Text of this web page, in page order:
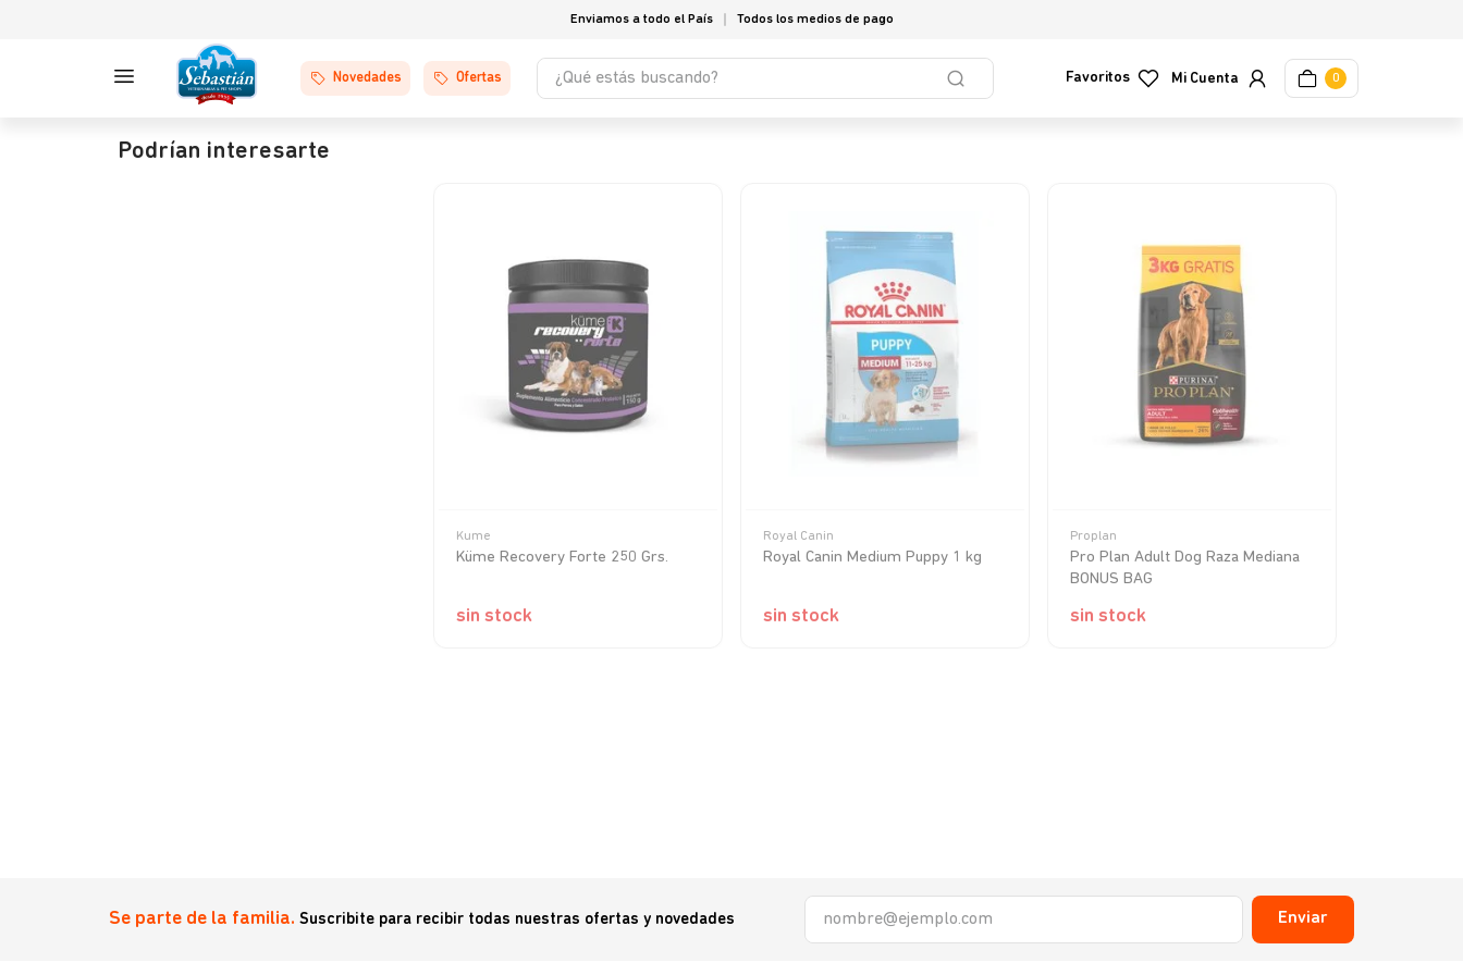
Enviamos a todo el País Todos los medios de pago
Novedades Ofertas
¿Qué estás buscando?
Favoritos 0
Podrían interesarte
Kume
Küme Recovery Forte 250 Grs.
sin stock
Royal Canin
Royal Canin Medium Puppy 1 kg
sin stock
Proplan
Pro Plan Adult Dog Raza Mediana
BONUS BAG
sin stock
Se parte de la familia. Suscribite para recibir todas nuestras ofertas y novedades Enviar